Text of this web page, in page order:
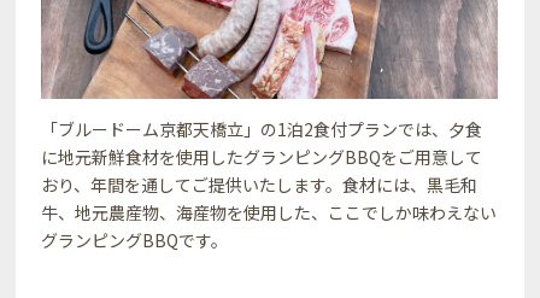
「ブルードーム京都天橋立」の1泊2食付プランでは、夕食
に地元新鮮食材を使用したグランピングBBQをご用意して
おり、年間を通してご提供いたします。食材には、黒毛和
牛、地元農産物、海産物を使用した、ここでしか味わえない
グランピングBBQです。